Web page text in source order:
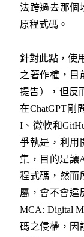
法跨過去那個
原程式碼。
針對此點，使
之著作權，目
提告），但反
在ChatGPT剛
I、微軟和
爭執是，利用
集，目的是讓
程式碼，然而
屬，會不會違
MCA: Digital
碼之侵權，因